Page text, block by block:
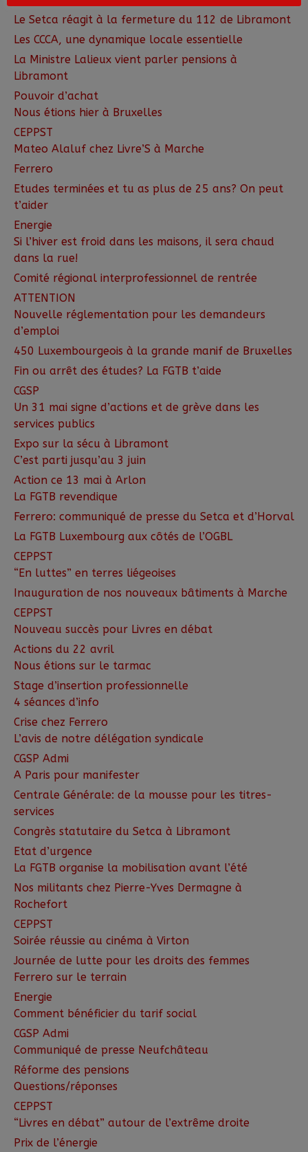
Le Setca réagit à la fermeture du 112 de Libramont
Les CCCA, une dynamique locale essentielle
La Ministre Lalieux vient parler pensions à
Libramont
Pouvoir d’achat
Nous étions hier à Bruxelles
CEPPST
Mateo Alaluf chez Livre’S à Marche
Ferrero
Etudes terminées et tu as plus de 25 ans? On peut
t’aider
Energie
Si l’hiver est froid dans les maisons, il sera chaud
dans la rue!
Comité régional interprofessionnel de rentrée
ATTENTION
Nouvelle réglementation pour les demandeurs
d’emploi
450 Luxembourgeois à la grande manif de Bruxelles
Fin ou arrêt des études? La FGTB t’aide
CGSP
Un 31 mai signe d’actions et de grève dans les
services publics
Expo sur la sécu à Libramont
C’est parti jusqu’au 3 juin
Action ce 13 mai à Arlon
La FGTB revendique
Ferrero: communiqué de presse du Setca et d’Horval
La FGTB Luxembourg aux côtés de l’OGBL
CEPPST
“En luttes” en terres liégeoises
Inauguration de nos nouveaux bâtiments à Marche
CEPPST
Nouveau succès pour Livres en débat
Actions du 22 avril
Nous étions sur le tarmac
Stage d’insertion professionnelle
4 séances d’info
Crise chez Ferrero
L’avis de notre délégation syndicale
CGSP Admi
A Paris pour manifester
Centrale Générale: de la mousse pour les titres-
services
Congrès statutaire du Setca à Libramont
Etat d’urgence
La FGTB organise la mobilisation avant l’été
Nos militants chez Pierre-Yves Dermagne à
Rochefort
CEPPST
Soirée réussie au cinéma à Virton
Journée de lutte pour les droits des femmes
Ferrero sur le terrain
Energie
Comment bénéficier du tarif social
CGSP Admi
Communiqué de presse Neufchâteau
Réforme des pensions
Questions/réponses
CEPPST
“Livres en débat” autour de l’extrême droite
Prix de l’énergie